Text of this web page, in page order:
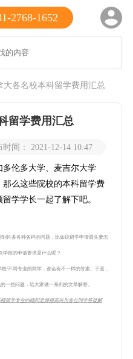
2768-1652
大各名校本科留学费用汇总
留学费用汇总
时间： 2021-12-14 10:47
伦多大学、麦吉尔大学
么这些院校的本科留学费
学学长一起了解下吧。
许多各种各样的问题，比如说留学申请最先要怎
学校的申请要求是什么呢？
/不同专业的同学，都会有不一样的答案。于是，
一些问题，给大家做一系列的文章解答。
留学专业的顾问老师很高兴为各位同学答疑解